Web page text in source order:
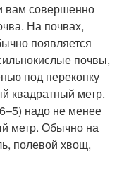
вам совершенно
На почвах,
появляется
почвы,
под перекопку
квадратный метр.
надо не менее
метр. Обычно на
полевой хвощ,